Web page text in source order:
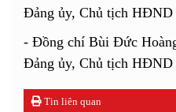
Đảng ủy, Chủ tịch HĐND
- Đồng chí Bùi Đức
Đảng ủy, Chủ tịch HĐND
Tin liên quan